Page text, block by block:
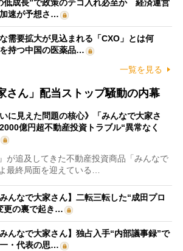
低成長”で政策のテコ入れ必至か 経済運営
速が予想さ…
需要拡大が見込まれる「CXO」とは何
持つ中国の医薬品…
一覧を見る
さん」配当ストップ騒動の内幕
いに見えた問題の核心》「みんなで大家さ
億円超不動産投資トラブル“異常なく
が追及してきた不動産投資商品「みんなで
最終局面を迎えている…
んなで大家さん】二転三転した“成田プロ
更の裏で起き…
んなで大家さん】独占入手“内部議事録”で
・代表の思…